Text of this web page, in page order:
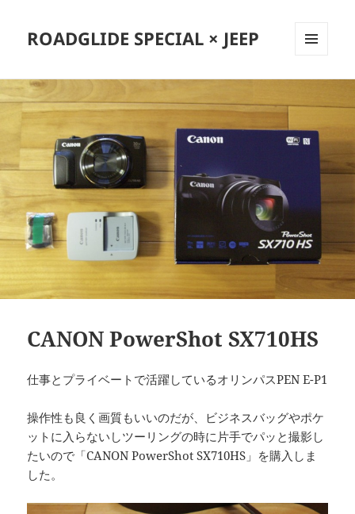
ROADGLIDE SPECIAL × JEEP
ーとウ
ット
CANON PowerShot SX710HS
仕事とプライベートで活躍しているオリンパスPEN E-P1
操作性も良く画質もいいのだが、ビジネスバッグやポケ
ットに入らないしツーリングの時に片手でパッと撮影し
たいので「CANON PowerShot SX710HS」を購入しま
した。